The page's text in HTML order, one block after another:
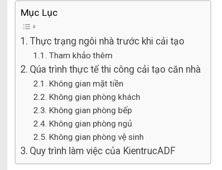
Mục Lục
Thực trạng ngôi nhà trước khi cải tạo
Tham khảo thêm
Qúa trình thực tế thi công cải tạo căn nhà
Không gian mặt tiền
Không gian phòng khách
Không gian phòng bếp
Không gian phòng ngủ
Không gian phòng vệ sinh
Quy trình làm việc của KientrucADF